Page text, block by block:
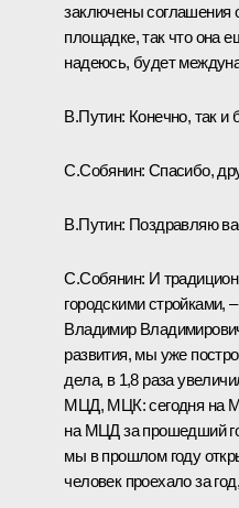
заключены соглашения
площадке, так что она
надеюсь, будет
В.Путин: Конечно, так и
С.Собянин: Спасибо,
В.Путин: Поздравляю
С.Собянин: И
городскими стройками,
Владимир
развития, мы уже
дела, в 1,8 раза
МЦД, МЦК: сегодня на
на МЦД за прошедший
мы в прошлом году
человек проехало за